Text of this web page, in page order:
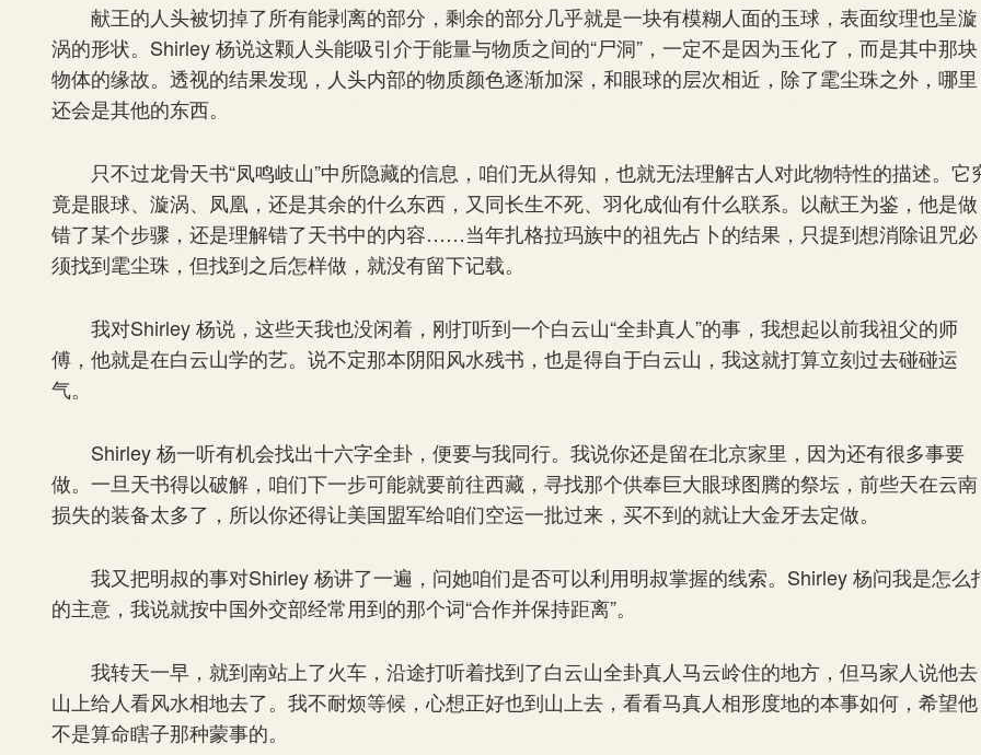
献王的人头被切掉了所有能剥离的部分，剩余的部分几乎就是一块有模糊人面的玉球，表面纹理也呈漩
涡的形状。Shirley 杨说这颗人头能吸引介于能量与物质之间的“尸洞”，一定不是因为玉化了，而是其中那块
物体的缘故。透视的结果发现，人头内部的物质颜色逐渐加深，和眼球的层次相近，除了雮尘珠之外，哪里
还会是其他的东西。
只不过龙骨天书“凤鸣岐山”中所隐藏的信息，咱们无从得知，也就无法理解古人对此物特性的描述。它
竟是眼球、漩涡、凤凰，还是其余的什么东西，又同长生不死、羽化成仙有什么联系。以献王为鉴，他是做
错了某个步骤，还是理解错了天书中的内容……当年扎格拉玛族中的祖先占卜的结果，只提到想消除诅咒必
须找到雮尘珠，但找到之后怎样做，就没有留下记载。
我对Shirley 杨说，这些天我也没闲着，刚打听到一个白云山“全卦真人”的事，我想起以前我祖父的师
傅，他就是在白云山学的艺。说不定那本阴阳风水残书，也是得自于白云山，我这就打算立刻过去碰碰运
气。
Shirley 杨一听有机会找出十六字全卦，便要与我同行。我说你还是留在北京家里，因为还有很多事要
做。一旦天书得以破解，咱们下一步可能就要前往西藏，寻找那个供奉巨大眼球图腾的祭坛，前些天在云南
损失的装备太多了，所以你还得让美国盟军给咱们空运一批过来，买不到的就让大金牙去定做。
我又把明叔的事对Shirley 杨讲了一遍，问她咱们是否可以利用明叔掌握的线索。Shirley 杨问我是怎么
的主意，我说就按中国外交部经常用到的那个词“合作并保持距离”。
我转天一早，就到南站上了火车，沿途打听着找到了白云山全卦真人马云岭住的地方，但马家人说他去
山上给人看风水相地去了。我不耐烦等候，心想正好也到山上去，看看马真人相形度地的本事如何，希望他
不是算命瞎子那种蒙事的。